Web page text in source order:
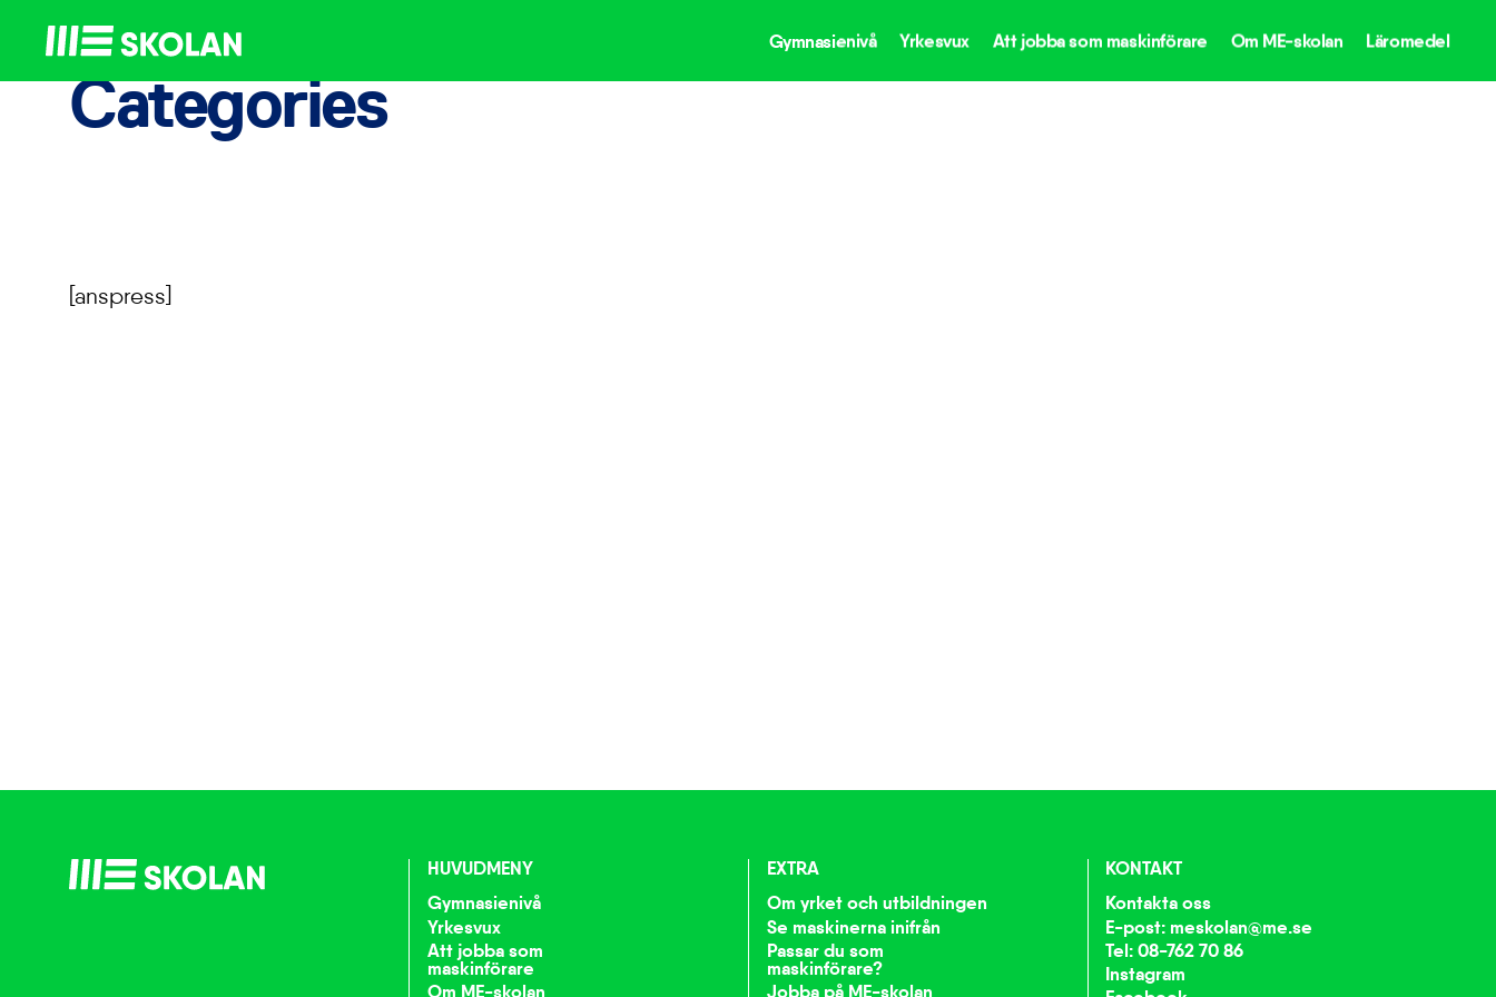
ME
Skolan Gymnasienivå Yrkesvux Att jobba som maskinförare Om ME-skolan Läromedel
Categories
[anspress]
HUVUDMENY
Gymnasienivå
Yrkesvux
Att jobba som
maskinförare
Om ME-skolan
EXTRA
Om yrket och utbildningen
Se maskinerna inifrån
Passar du som
maskinförare?
Jobba på ME-skolan
KONTAKT
Kontakta oss
E-post: meskolan@me.se
Tel: 08-762 70 86
Instagram